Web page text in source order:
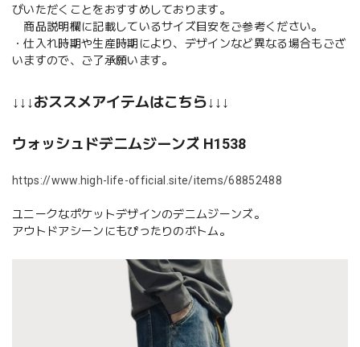
びいただくことをおすすめしております。
商品説明欄に記載しているサイズ目安をご参考ください。
・仕入れ時期や生産時期により、デザインなど異なる場合もござ
いますので、ご了承願います。
↓↓↓おススメアイテムはこちら↓↓↓
ウォッシュドデニムジーンズ H1538
https://www.high-life-official.site/items/68852488
ユニークなポケットデザインのデニムジーンズ。
アウトドアシーンにもぴったりのボトム。